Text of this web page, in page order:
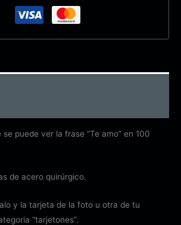
puede ver la frase “Te amo” en 100
de acero quirúrgico.
y la tarjeta de la foto u otra de tu
“tarjetones”.